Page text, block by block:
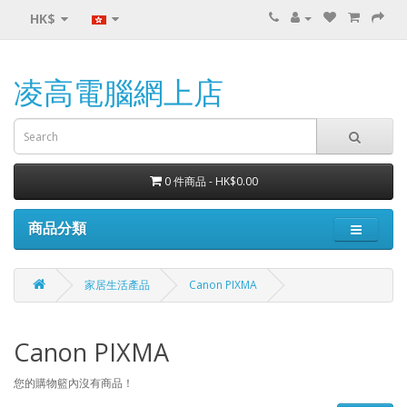
HK$
凌高電腦網上店
0 件商品 - HK$0.00
商品分類
家居生活產品 Canon PIXMA
Canon PIXMA
您的購物籃內沒有商品！